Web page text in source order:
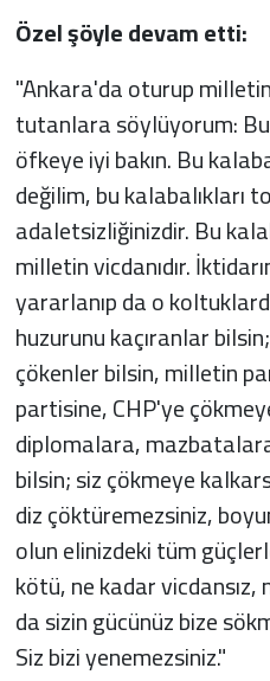
Özel şöyle devam etti:
"Ankara'da oturup
tutanlara söylüyorum:
öfkeye iyi bakın. Bu
değilim, bu kalabalıkları
adaletsizliğinizdir. Bu
milletin vicdanıdır.
yararlanıp da o
huzurunu kaçıranlar
çökenler bilsin, milletin
partisine, CHP'ye
diplomalara,
bilsin; siz çökmeye
diz çöktüremezsiniz,
olun elinizdeki tüm
kötü, ne kadar vicdansız,
da sizin gücünüz bize
Siz bizi yenemezsiniz."